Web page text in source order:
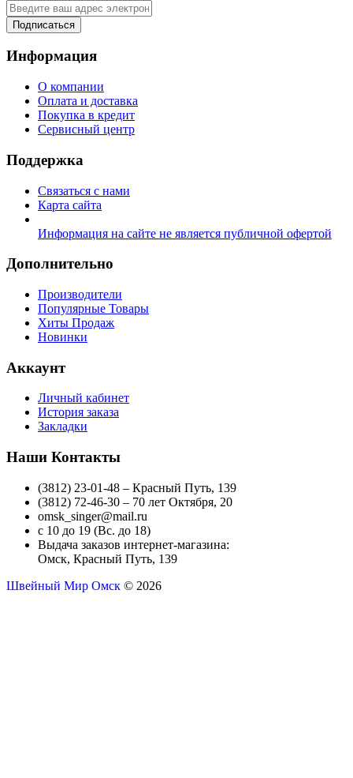
Подписаться
Информация
О компании
Оплата и доставка
Покупка в кредит
Сервисный центр
Поддержка
Связаться с нами
Карта сайта
Информация на сайте не является публичной офертой
Дополнительно
Производители
Популярные Товары
Хиты Продаж
Новинки
Аккаунт
Личный кабинет
История заказа
Закладки
Наши Контакты
(3812) 23-01-48 – Красный Путь, 139
(3812) 72-46-30 – 70 лет Октября, 20
omsk_singer@mail.ru
с 10 до 19 (Вс. до 18)
Выдача заказов интернет-магазина:
Омск, Красный Путь, 139
Швейный Мир Омск © 2026